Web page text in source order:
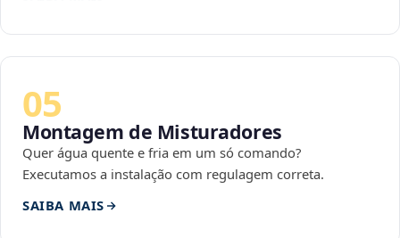
05
Montagem de Misturadores
Quer água quente e fria em um só comando?
Executamos a instalação com regulagem correta.
SAIBA MAIS